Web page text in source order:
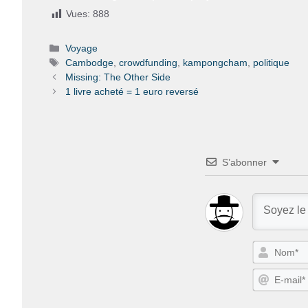
Vues: 888
Catégories
Voyage
Étiquettes
Cambodge,crowdfunding, kampongcham, politique
Missing: The Other Side
1 livre acheté = 1 euro reversé
S’abonner